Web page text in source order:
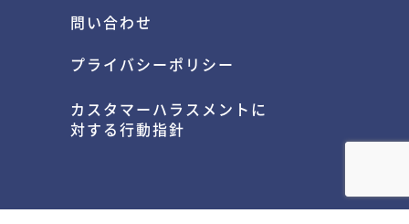
問い合わせ
プライバシーポリシー
カスタマーハラスメントに
対する行動指針